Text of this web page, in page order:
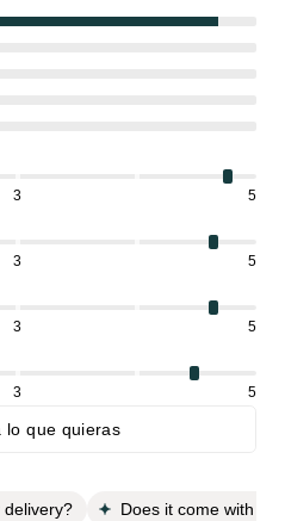
3 5
3 5
3 5
3 5
lo que quieras
delivery? Does it come with a